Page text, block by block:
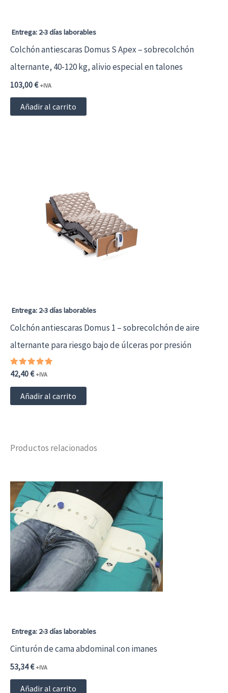
Entrega: 2-3 días laborables
Colchón antiescaras Domus S Apex – sobrecolchón
alternante, 40-120 kg, alivio especial en talones
103,00€ +IVA
Añadir al carrito
Entrega: 2-3 días laborables
Colchón antiescaras Domus 1 – sobrecolchón de aire
alternante para riesgo bajo de úlceras por presión
Valorado
con
5.00
de 5
42,40€ +IVA
Añadir al carrito
Productos relacionados
Entrega: 2-3 días laborables
Cinturón de cama abdominal con imanes
53,34€ +IVA
Añadir al carrito